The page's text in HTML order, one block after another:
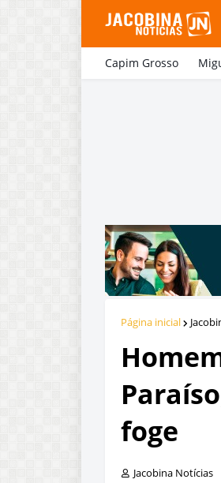
Capim Grosso
Página inicial
foge
Jacobina Notícias